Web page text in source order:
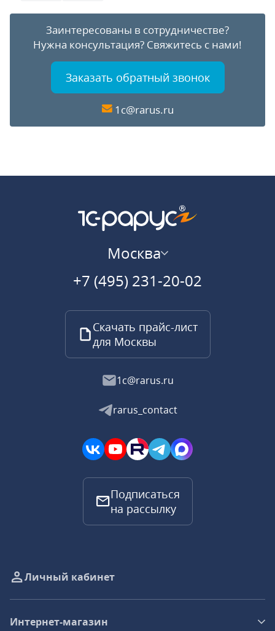
Заинтересованы в сотрудничестве?
Нужна консультация? Свяжитесь с нами!
Заказать обратный звонок
1c@rarus.ru
Москва
+7 (495) 231-20-02
Скачать прайс-лист
для Москвы
1c@rarus.ru
rarus_contact
Подписаться
на рассылку
Личный кабинет
Интернет-магазин